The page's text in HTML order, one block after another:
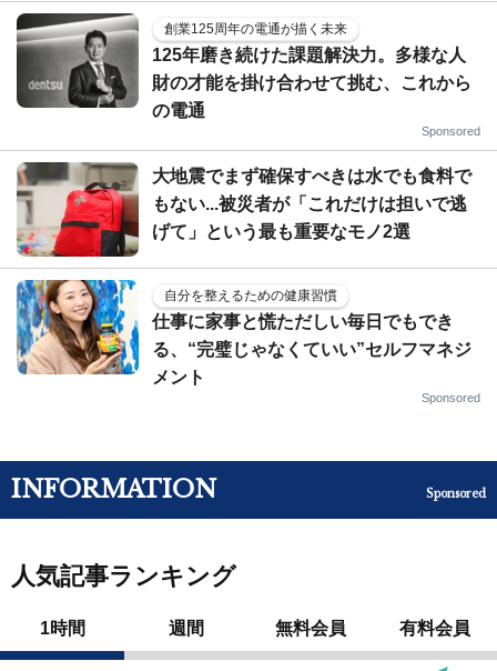
創業125周年の電通が描く未来
125年磨き続けた課題解決力。多様な人
財の才能を掛け合わせて挑む、これから
の電通
Sponsored
大地震でまず確保すべきは水でも食料で
もない...被災者が「これだけは担いで逃
げて」という最も重要なモノ2選
自分を整えるための健康習慣
仕事に家事と慌ただしい毎日でもでき
る、“完璧じゃなくていい”セルフマネジ
メント
Sponsored
INFORMATION Sponsored
人気記事ランキング
1時間 週間 無料会員 有料会員